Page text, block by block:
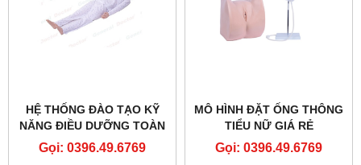
HỆ THỐNG ĐÀO TẠO KỸ
NĂNG ĐIỀU DƯỠNG TOÀN
DIỆN TẠI KHOA HỒI SỨC
TÍCH CỰC MODEL
Gọi: 0396.49.6769
MÔ HÌNH ĐẶT ỐNG THÔNG
TIỂU NỮ GIÁ RẺ
Gọi: 0396.49.6769